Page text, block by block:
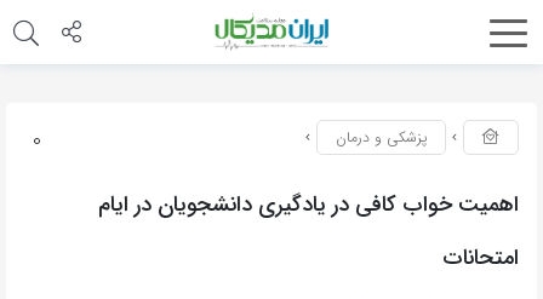
0 پزشکی و درمان
اهمیت خواب کافی در یادگیری دانشجویان در ایام
امتحانات